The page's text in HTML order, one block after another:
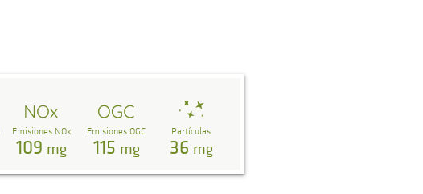
Emisiones NOx
109 mg
Emisiones OGC
115 mg
Partículas
36 mg